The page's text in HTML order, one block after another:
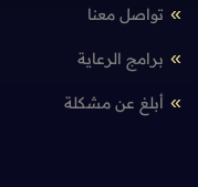
تواصل معنا
برامج الرعاية
أبلغ عن مشكلة